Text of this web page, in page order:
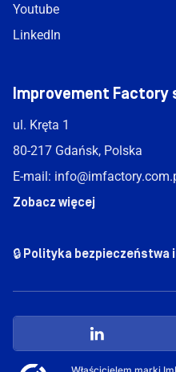
Youtube
LinkedIn
Improvement Factory
ul. Kręta 1
80-217 Gdańsk, Polska
E-mail:
Zobacz więcej
🔒 Polityka bezpieczeństwa